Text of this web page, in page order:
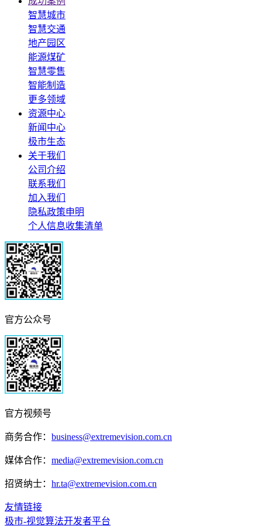
智慧城市
智慧交通
地产园区
能源煤矿
智慧零售
智能制造
更多领域
资源中心
新闻中心
极市生态
关于我们
公司介绍
联系我们
加入我们
隐私政策申明
个人信息收集清单
官方公众号
官方视频号
商务合作： business@extremevision.com.cn
媒体合作： media@extremevision.com.cn
招贤纳士： hr.ta@extremevision.com.cn
友情链接
极市-视觉算法开发者平台